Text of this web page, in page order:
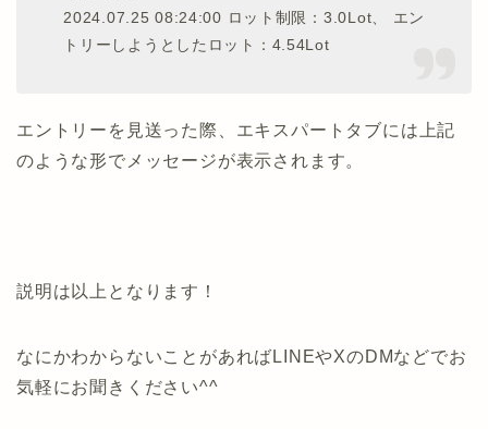
2024.07.25 08:24:00 ロット制限：3.0Lot、 エン
トリーしようとしたロット：4.54Lot
エントリーを見送った際、エキスパートタブには上記
のような形でメッセージが表示されます。
説明は以上となります！
なにかわからないことがあればLINEやXのDMなどでお
気軽にお聞きください^^